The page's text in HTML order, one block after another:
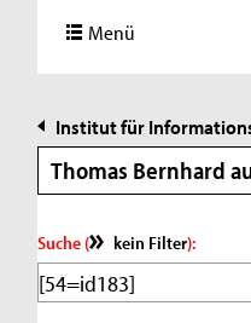
Menü
Institut für
Thomas Bernhard
Suche ( kein Filter):